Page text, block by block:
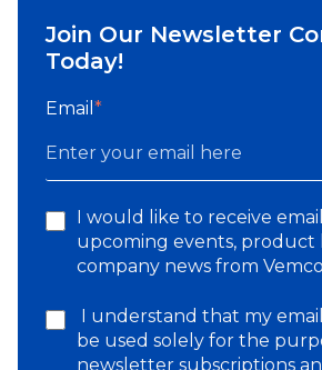
Join Our Newsletter
Today!
Email *
I would like to receive
upcoming events, product
company news from
I understand that my email
be used solely for the
newsletter subscriptions